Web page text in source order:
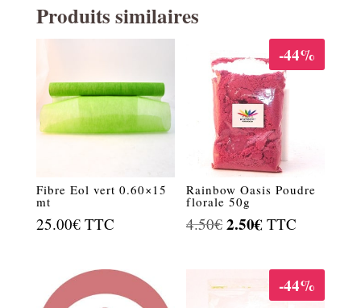
Produits similaires
Fibre Eol vert 0.60×15
mt
25.00€ TTC
-44%
Rainbow Oasis Poudre
florale 50g
4.50€ Le
était :
2.50€ Le
actuel
est :
TTC
-44%